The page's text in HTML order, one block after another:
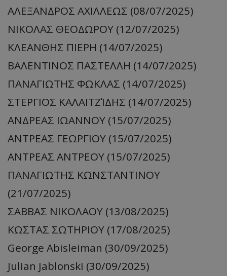
ΑΛΕΞΑΝΔΡΟΣ ΑΧΙΛΛΕΩΣ (08/07/2025)
ΝΙΚΟΛΑΣ ΘΕΟΔΩΡΟΥ (12/07/2025)
ΚΛΕΑΝΘΗΣ ΠΙΕΡΗ (14/07/2025)
ΒΑΛΕΝΤΙΝΟΣ ΠΑΣΤΕΛΛΗ (14/07/2025)
ΠΑΝΑΓΙΩΤΗΣ ΦΩΚΛΑΣ (14/07/2025)
ΣΤΕΡΓΙΟΣ ΚΑΛΑΪΤΖΊΔΗΣ (14/07/2025)
ΑΝΔΡΕΑΣ ΙΩΑΝΝΟΥ (15/07/2025)
ΑΝΤΡΕΑΣ ΓΕΩΡΓΙΟΥ (15/07/2025)
ΑΝΤΡΕΑΣ ΑΝΤΡΕΟΥ (15/07/2025)
ΠΑΝΑΓΙΩΤΗΣ ΚΩΝΣΤΑΝΤΙΝΟΥ
(21/07/2025)
ΣΑΒΒΑΣ ΝΙΚΟΛΑΟΥ (13/08/2025)
ΚΩΣΤΑΣ ΣΩΤΗΡΙΟΥ (17/08/2025)
George Abisleiman (30/09/2025)
Julian Jablonski (30/09/2025)